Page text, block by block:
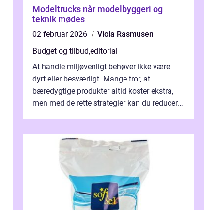
Modeltrucks når modelbyggeri og
teknik mødes
02 februar 2026
Viola Rasmusen
Budget og tilbud,editorial
At handle miljøvenligt behøver ikke være
dyrt eller besværligt. Mange tror, at
bæredygtige produkter altid koster ekstra,
men med de rette strategier kan du reducere